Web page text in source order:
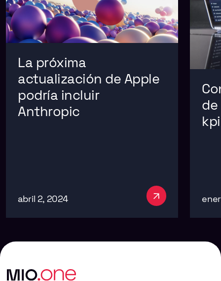
La próxima
actualización de Apple
podría incluir
Anthropic
abril 2, 2024
de